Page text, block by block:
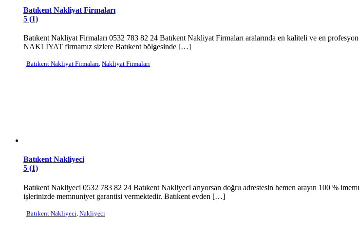
Batıkent Nakliyat Firmaları
5 (1)
Batıkent Nakliyat Firmaları 0532 783 82 24 Batıkent Nakliyat Firmaları aralarında en kaliteli ve en
NAKLİYAT firmamız sizlere Batıkent bölgesinde […]
Batıkent Nakliyat Firmaları, Nakliyat Firmaları
Batıkent Nakliyeci
5 (1)
Batıkent Nakliyeci 0532 783 82 24 Batıkent Nakliyeci arıyorsan doğru adrestesin hemen arayın 100 %
işlerinizde memnuniyet garantisi vermektedir. Batıkent evden […]
Batıkent Nakliyeci Nakliyeci